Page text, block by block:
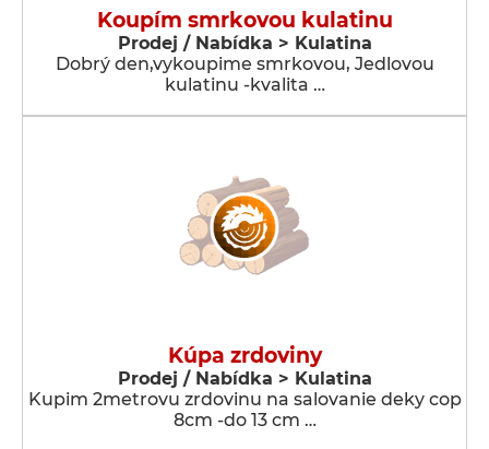
Koupím smrkovou kulatinu
Prodej / Nabídka > Kulatina
Dobrý den,vykoupime smrkovou, Jedlovou
kulatinu -kvalita …
Kúpa zrdoviny
Prodej / Nabídka > Kulatina
Kupim 2metrovu zrdovinu na salovanie deky cop
8cm -do 13 cm …